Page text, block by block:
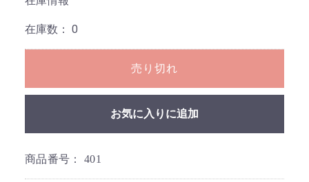
在庫数： 0
売り切れ
お気に入りに追加
商品番号： 401